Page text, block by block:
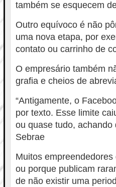
também se esquecem
Outro equívoco é não
uma nova etapa, por
contato ou carrinho de
O empresário também
grafia e cheios de
“Antigamente, o
por texto. Esse limite
ou quase tudo, achando
Sebrae
Muitos
ou porque publicam
de não existir uma